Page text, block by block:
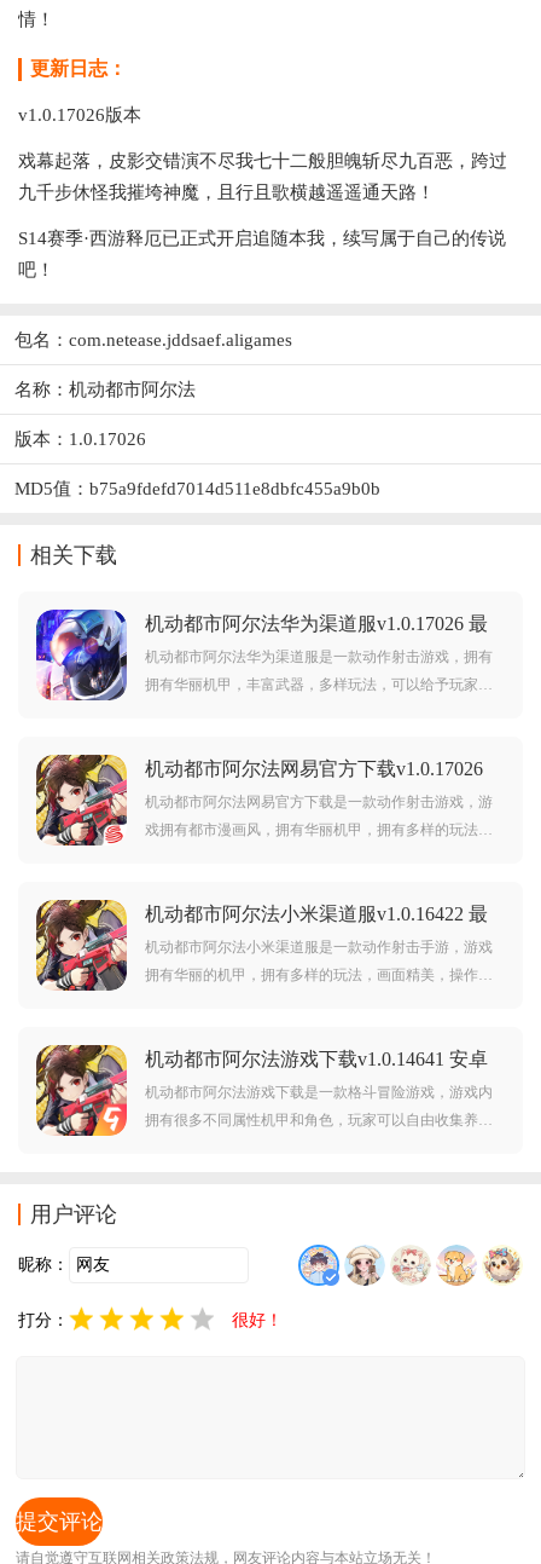
情！
更新日志：
v1.0.17026版本
戏幕起落，皮影交错演不尽我七十二般胆魄斩尽九百恶，跨过
九千步休怪我摧垮神魔，且行且歌横越遥遥通天路！
S14赛季·西游释厄已正式开启追随本我，续写属于自己的传说
吧！
包名：com.netease.jddsaef.aligames
名称：机动都市阿尔法
版本：1.0.17026
MD5值：b75a9fdefd7014d511e8dbfc455a9b0b
相关下载
机动都市阿尔法华为渠道服v1.0.17026 最
新版
机动都市阿尔法华为渠道服是一款动作射击游戏，拥有
拥有华丽机甲，丰富武器，多样玩法，可以给予玩家超
机动都市阿尔法网易官方下载v1.0.17026
最新版
机动都市阿尔法网易官方下载是一款动作射击游戏，游
戏拥有都市漫画风，拥有华丽机甲，拥有多样的玩法，
机动都市阿尔法小米渠道服v1.0.16422 最
新版
机动都市阿尔法小米渠道服是一款动作射击手游，游戏
拥有华丽的机甲，拥有多样的玩法，画面精美，操作流
机动都市阿尔法游戏下载v1.0.14641 安卓
版
机动都市阿尔法游戏下载是一款格斗冒险游戏，游戏内
拥有很多不同属性机甲和角色，玩家可以自由收集养成
用户评论
昵称：
打分： 很好！
请自觉遵守互联网相关政策法规，网友评论内容与本站立场无关！